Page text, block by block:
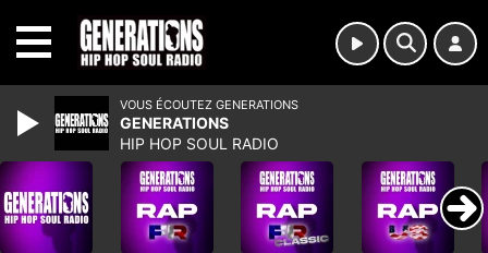
VOUS ÉCOUTEZ GENERATIONS
GENERATIONS
HIP HOP SOUL RADIO